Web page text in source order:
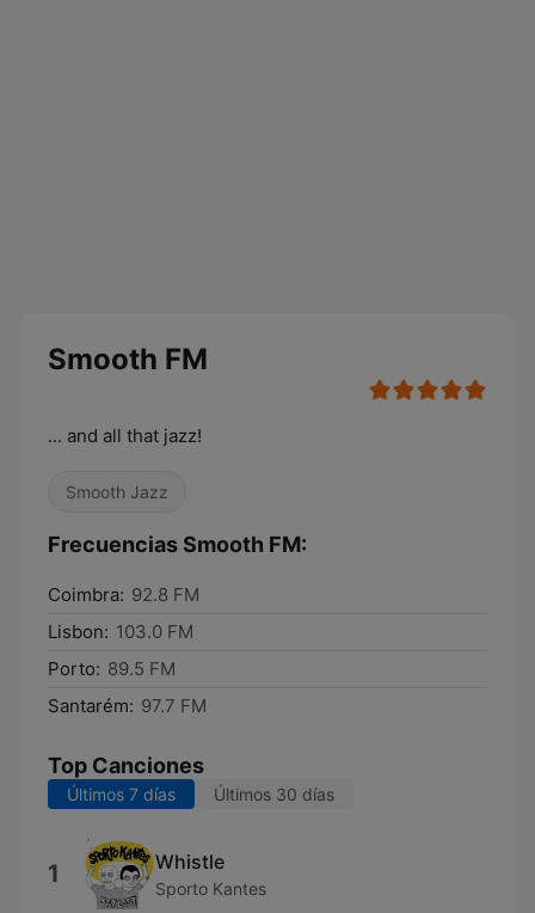
Smooth FM
... and all that jazz!
Smooth Jazz
Frecuencias Smooth FM:
Coimbra: 92.8 FM
Lisbon: 103.0 FM
Porto: 89.5 FM
Santarém: 97.7 FM
Top Canciones
Últimos 7 días Últimos 30 días
1 Whistle
Sporto Kantes